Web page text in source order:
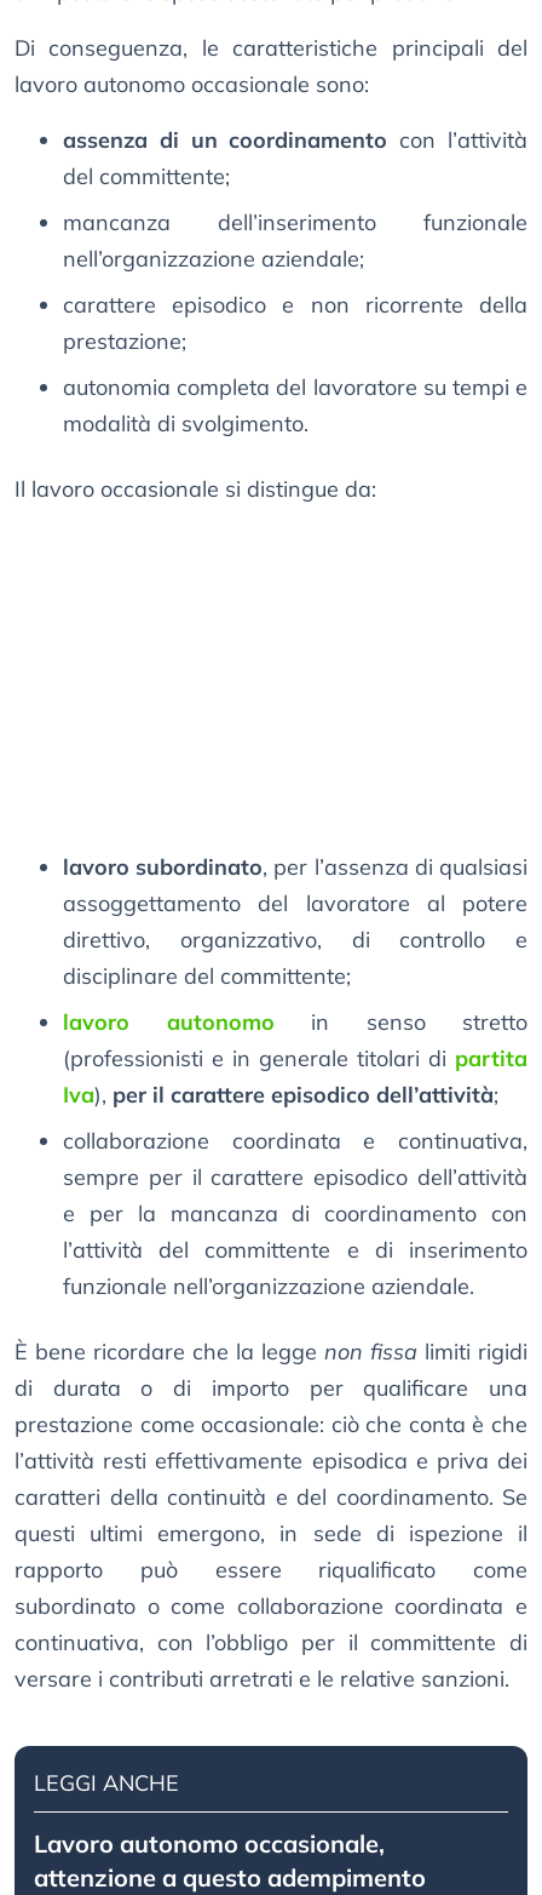
Di conseguenza, le caratteristiche principali del
lavoro autonomo occasionale sono:
assenza di un coordinamento con l’attività
del committente;
mancanza dell’inserimento funzionale
nell’organizzazione aziendale;
carattere episodico e non ricorrente della
prestazione;
autonomia completa del lavoratore su tempi e
modalità di svolgimento.
Il lavoro occasionale si distingue da:
lavoro subordinato, per l’assenza di qualsiasi
assoggettamento del lavoratore al potere
direttivo, organizzativo, di controllo e
disciplinare del committente;
lavoro autonomo in senso stretto
(professionisti e in generale titolari di partita
Iva), per il carattere episodico dell’attività;
collaborazione coordinata e continuativa,
sempre per il carattere episodico dell’attività
e per la mancanza di coordinamento con
l’attività del committente e di inserimento
funzionale nell’organizzazione aziendale.
È bene ricordare che la legge non fissa limiti rigidi
di durata o di importo per qualificare una
prestazione come occasionale: ciò che conta è che
l’attività resti effettivamente episodica e priva dei
caratteri della continuità e del coordinamento. Se
questi ultimi emergono, in sede di ispezione il
rapporto può essere riqualificato come
subordinato o come collaborazione coordinata e
continuativa, con l’obbligo per il committente di
versare i contributi arretrati e le relative sanzioni.
LEGGI ANCHE
Lavoro autonomo occasionale,
attenzione a questo adempimento